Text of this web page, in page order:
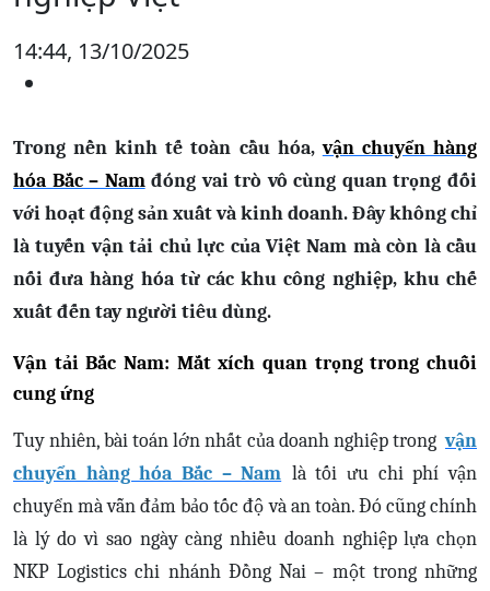
14:44, 13/10/2025
Trong nền kinh tế toàn cầu hóa,vận chuyển hàng
hóa Bắc – Nam đóng vai trò vô cùng quan trọng đối
với hoạt động sản xuất và kinh doanh. Đây không chỉ
là tuyến vận tải chủ lực của Việt Nam mà còn là cầu
nối đưa hàng hóa từ các khu công nghiệp, khu chế
xuất đến tay người tiêu dùng.
Vận tải Bắc Nam: Mắt xích quan trọng trong chuỗi
cung ứng
Tuy nhiên, bài toán lớn nhất của doanh nghiệp trongvận
chuyển hàng hóa Bắc – Nam là tối ưu chi phí vận
chuyển mà vẫn đảm bảo tốc độ và an toàn. Đó cũng chính
là lý do vì sao ngày càng nhiều doanh nghiệp lựa chọn
NKP Logistics chi nhánh Đồng Nai – một trong những